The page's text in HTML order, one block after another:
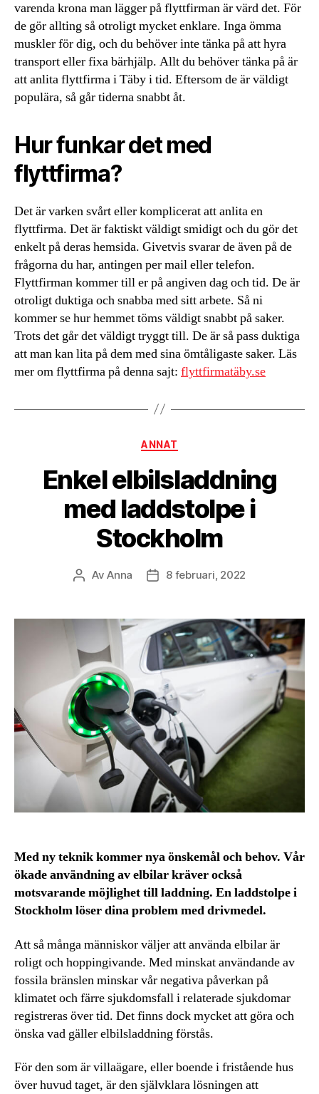
varenda krona man lägger på flyttfirman är värd det. För
de gör allting så otroligt mycket enklare. Inga ömma
muskler för dig, och du behöver inte tänka på att hyra
transport eller fixa bärhjälp. Allt du behöver tänka på är
att anlita flyttfirma i Täby i tid. Eftersom de är väldigt
populära, så går tiderna snabbt åt.
Hur funkar det med
flyttfirma?
Det är varken svårt eller komplicerat att anlita en
flyttfirma. Det är faktiskt väldigt smidigt och du gör det
enkelt på deras hemsida. Givetvis svarar de även på de
frågorna du har, antingen per mail eller telefon.
Flyttfirman kommer till er på angiven dag och tid. De är
otroligt duktiga och snabba med sitt arbete. Så ni
kommer se hur hemmet töms väldigt snabbt på saker.
Trots det går det väldigt tryggt till. De är så pass duktiga
att man kan lita på dem med sina ömtåligaste saker. Läs
mer om flyttfirma på denna sajt: flyttfirmatäby.se
Kategorier
ANNAT
Enkel elbilsladdning
med laddstolpe i
Stockholm
Inläggsförfattare
AvAnna Inläggsdatum
8 februari, 2022
Med ny teknik kommer nya önskemål och behov. Vår
ökade användning av elbilar kräver också
motsvarande möjlighet till laddning. En laddstolpe i
Stockholm löser dina problem med drivmedel.
Att så många människor väljer att använda elbilar är
roligt och hoppingivande. Med minskat användande av
fossila bränslen minskar vår negativa påverkan på
klimatet och färre sjukdomsfall i relaterade sjukdomar
registreras över tid. Det finns dock mycket att göra och
önska vad gäller elbilsladdning förstås.
För den som är villaägare, eller boende i fristående hus
över huvud taget, är den självklara lösningen att